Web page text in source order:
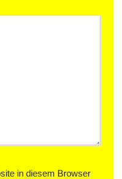
in diesem Browser